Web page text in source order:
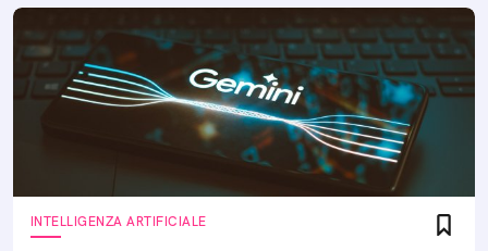
INTELLIGENZA ARTIFICIALE